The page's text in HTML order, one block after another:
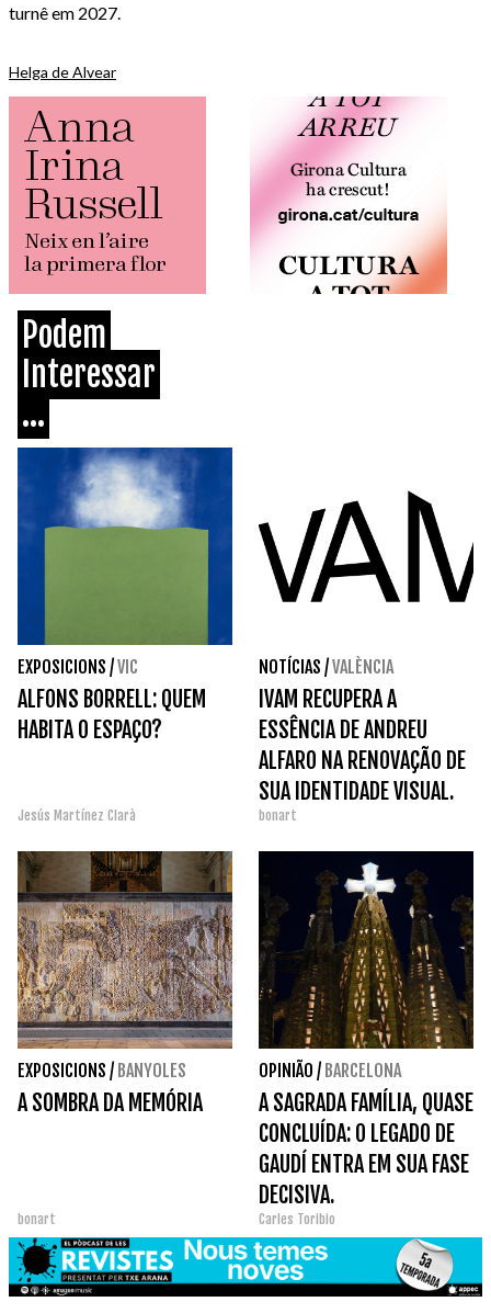
turnê em 2027.
Helga de Alvear
Podem
Interessar
...
EXPOSICIONS /VIC
ALFONS BORRELL: QUEM
HABITA O ESPAÇO?
Jesús Martínez Clarà
NOTÍCIAS /VALÈNCIA
IVAM RECUPERA A
ESSÊNCIA DE ANDREU
ALFARO NA RENOVAÇÃO DE
SUA IDENTIDADE VISUAL.
bonart
EXPOSICIONS / BANYOLES
A SOMBRA DA MEMÓRIA
bonart
OPINIÃO / BARCELONA
A SAGRADA FAMÍLIA, QUASE
CONCLUÍDA: O LEGADO DE
GAUDÍ ENTRA EM SUA FASE
DECISIVA.
Carles Toribio